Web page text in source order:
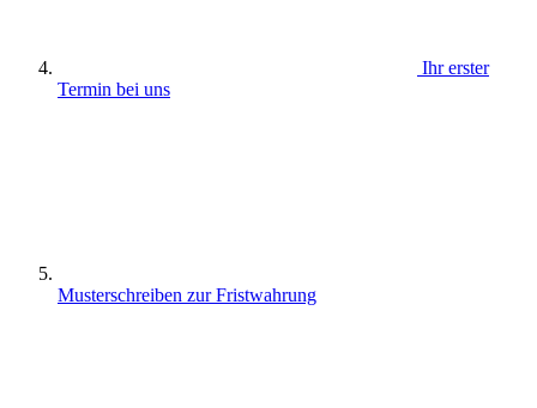
Ihr erster
Termin bei uns
Musterschreiben zur Fristwahrung